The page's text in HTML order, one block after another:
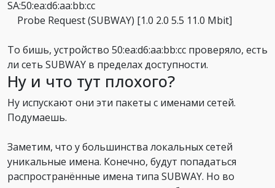
SA:50:ea:d6:aa:bb:cc
Probe Request (SUBWAY) [1.0 2.0 5.5 11.0 Mbit]
То бишь, устройство 50:ea:d6:aa:bb:cc проверяло, есть
ли сеть SUBWAY в пределах доступности.
Ну и что тут плохого?
Ну испускают они эти пакеты с именами сетей.
Подумаешь.
Заметим, что у большинства локальных сетей
уникальные имена. Конечно, будут попадаться
распространённые имена типа SUBWAY. Но во